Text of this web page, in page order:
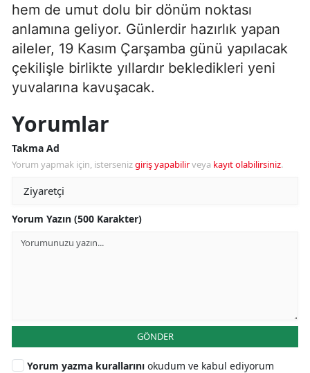
hem de umut dolu bir dönüm noktası
anlamına geliyor. Günlerdir hazırlık yapan
aileler, 19 Kasım Çarşamba günü yapılacak
çekilişle birlikte yıllardır bekledikleri yeni
yuvalarına kavuşacak.
Yorumlar
Takma Ad
Yorum yapmak için, istersenizgiriş yapabilirveya kayıt olabilirsiniz.
Yorum Yazın (500 Karakter)
GÖNDER
Yorum yazma kurallarını okudum ve kabul ediyorum